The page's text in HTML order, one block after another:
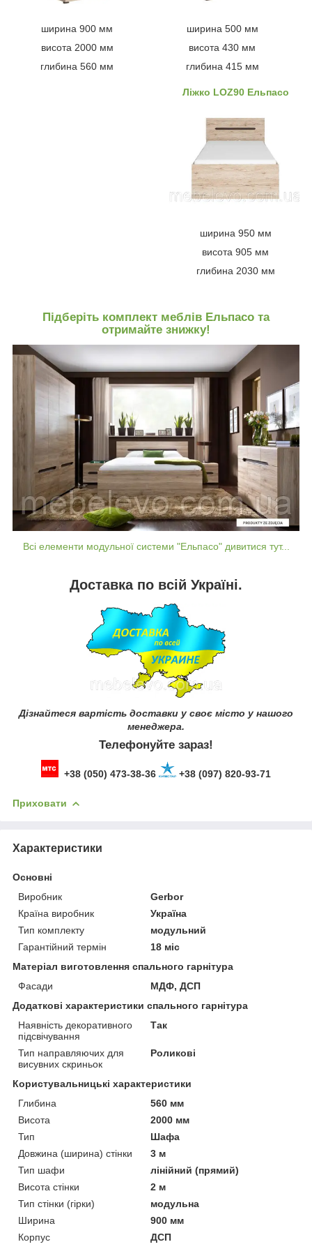
ширина 900 мм
висота 2000 мм
глибина 560 мм
ширина 500 мм
висота 430 мм
глибина 415 мм
Ліжко LOZ90 Ельпасо
ширина 950 мм
висота 905 мм
глибина 2030 мм
Підберіть комплект меблів Ельпасо та
отримайте знижку!
Всі елементи модульної системи "Ельпасо" дивитися тут...
Доставка по всій Україні.
Дізнайтеся вартість доставки у своє місто у нашого
менеджера.
Телефонуйте зараз!
+38 (050) 473-38-36 +38 (097) 820-93-71
Приховати
Характеристики
Основні
Виробник
Gerbor
Країна виробник
Україна
Тип комплекту
модульний
Гарантійний термін
18 міс
Матеріал виготовлення спального гарнітура
Фасади
МДФ, ДСП
Додаткові характеристики спального гарнітура
Наявність декоративного
підсвічування
Так
Тип направляючих для
висувних скриньок
Роликові
Користувальницькі характеристики
Глибина
560 мм
Висота
2000 мм
Тип
Шафа
Довжина (ширина) стінки
3 м
Тип шафи
лінійний (прямий)
Висота стінки
2 м
Тип стінки (гірки)
модульна
Ширина
900 мм
Корпус
ДСП